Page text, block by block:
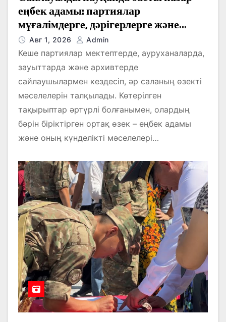
еңбек адамы: партиялар
мұғалімдерге, дәрігерлерге және
өндіріс қызметкерлеріне не ұсынады?
Авг 1, 2026 Admin
Кеше партиялар мектептерде, ауруханаларда,
зауыттарда және архивтерде
сайлаушылармен кездесіп, әр саланың өзекті
мәселелерін талқылады. Көтерілген
тақырыптар әртүрлі болғанымен, олардың
бәрін біріктірген ортақ өзек – еңбек адамы
және оның күнделікті мәселелері…